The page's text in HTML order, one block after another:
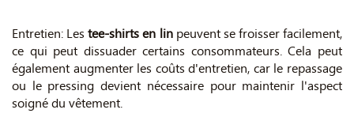
Entretien: Lestee-shirts en linpeuvent se froisser facilement,
ce qui peut dissuader certains consommateurs. Cela peut
également augmenter les coûts d'entretien, car le repassage
ou le pressing devient nécessaire pour maintenir l'aspect
soigné du vêtement.